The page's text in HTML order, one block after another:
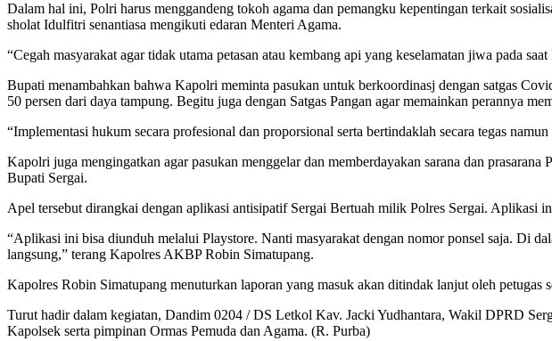
Dalam hal ini, Polri harus menggandeng tokoh agama dan pemangku kepentingan terkait
sholat Idulfitri senantiasa mengikuti edaran Menteri Agama.
“Cegah masyarakat agar tidak utama petasan atau kembang api yang keselamatan jiwa pada
Bupati menambahkan bahwa Kapolri meminta pasukan untuk berkoordinasj dengan satgas
50 persen dari daya tampung. Begitu juga dengan Satgas Pangan agar memainkan perannya
“Implementasi hukum secara profesional dan proporsional serta bertindaklah secara tegas
Kapolri juga mengingatkan agar pasukan menggelar dan memberdayakan sarana dan
Bupati Sergai.
Apel tersebut dirangkai dengan aplikasi antisipatif Sergai Bertuah milik Polres Sergai. Aplikasi
“Aplikasi ini bisa diunduh melalui Playstore. Nanti masyarakat dengan nomor ponsel saja. Di
langsung,” terang Kapolres AKBP Robin Simatupang.
Kapolres Robin Simatupang menuturkan laporan yang masuk akan ditindak lanjut oleh petugas
Turut hadir dalam kegiatan, Dandim 0204 / DS Letkol Kav. Jacki Yudhantara, Wakil DPRD
Kapolsek serta pimpinan Ormas Pemuda dan Agama. (R. Purba)